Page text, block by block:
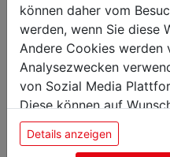
Käsemesser
30cm 2 Griffe schwarz Kulle
können daher vom
werden, wenn Sie diese
Andere Cookies werden
Analysezwecken
von Sozial Media
Diese können auf
sie unsere Webseite
Einwilligung zu unseren
Details anzeigen